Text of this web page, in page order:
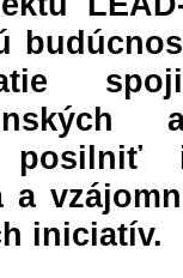
a
iniciatív.